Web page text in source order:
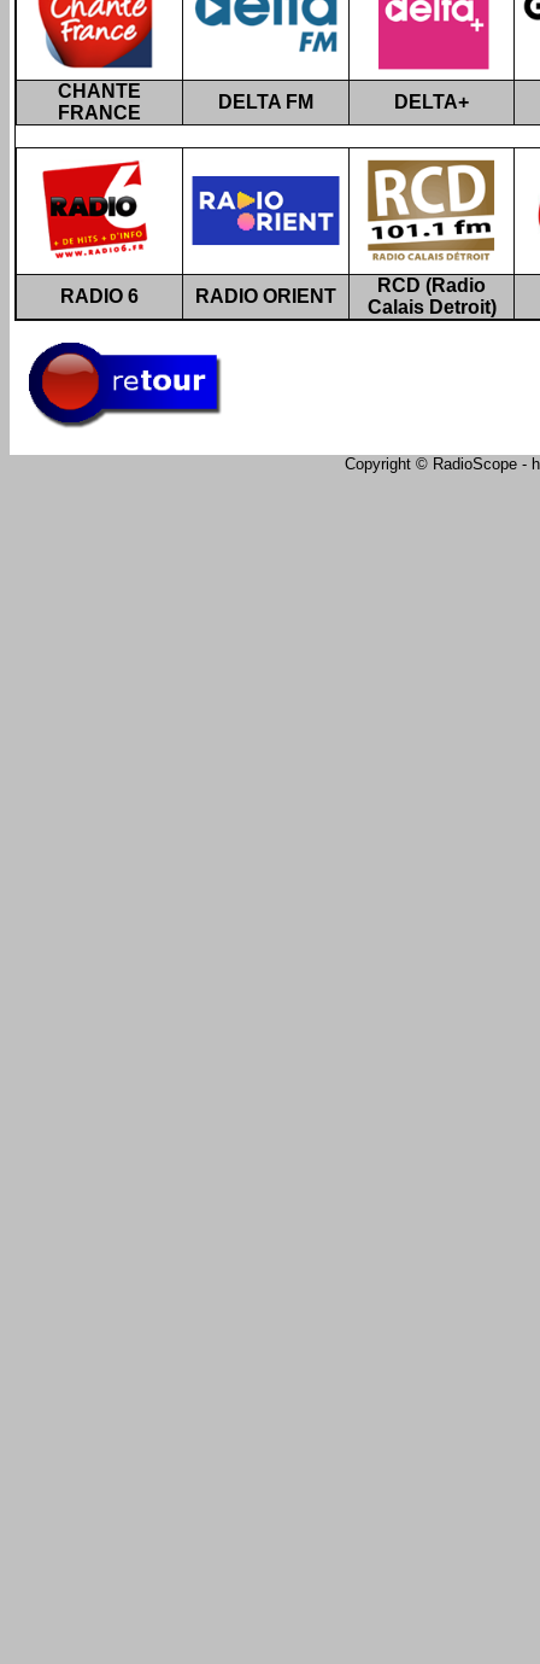
CHANTE
FRANCE
DELTA FM DELTA+
RADIO 6 RADIO ORIENT
RCD (Radio
Calais Detroit)
Copyright © RadioScope -